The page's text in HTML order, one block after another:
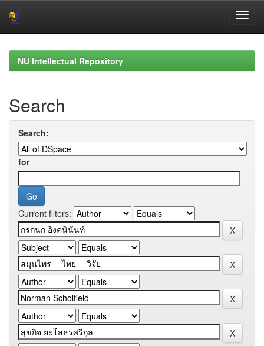
navigationNU Intellectual Repository
Search
Search:
for
Current filters: